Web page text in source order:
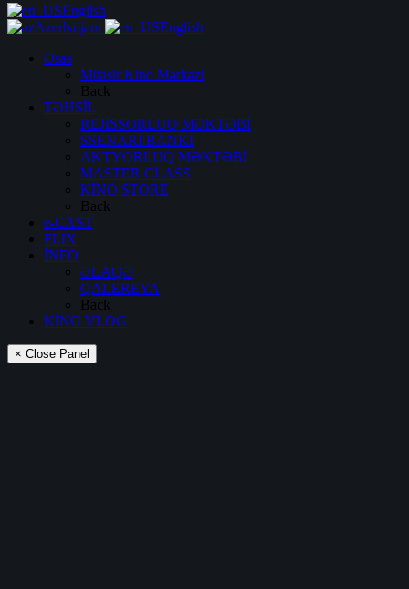
English
Azerbaijani
English
Əsas
Müasir Kino Mərkəzi
Back
TƏHSİL
REJİSSORLUQ MƏKTƏBİ
SSENARİ BANKI
AKTYORLUQ MƏKTƏBİ
MASTER CLASS
KİNO STORE
Back
e-CAST
FLIX
İNFO
ƏLAQƏ
QALEREYA
Back
KİNO VLOG
× Close Panel